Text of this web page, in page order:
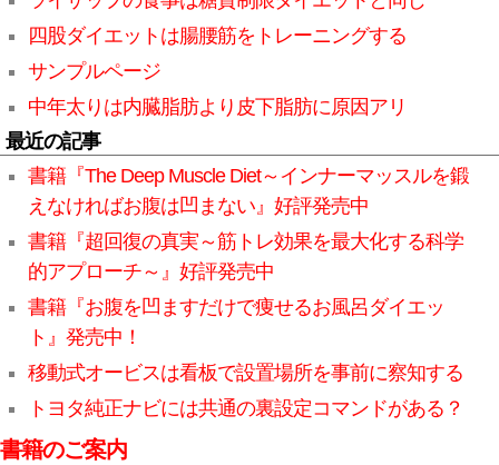
四股ダイエットは腸腰筋をトレーニングする
サンプルページ
中年太りは内臓脂肪より皮下脂肪に原因アリ
最近の記事
書籍『The Deep Muscle Diet～インナーマッスルを鍛
えなければお腹は凹まない』好評発売中
書籍『超回復の真実～筋トレ効果を最大化する科学
的アプローチ～』好評発売中
書籍『お腹を凹ますだけで痩せるお風呂ダイエッ
ト』発売中！
移動式オービスは看板で設置場所を事前に察知する
トヨタ純正ナビには共通の裏設定コマンドがある？
書籍のご案内